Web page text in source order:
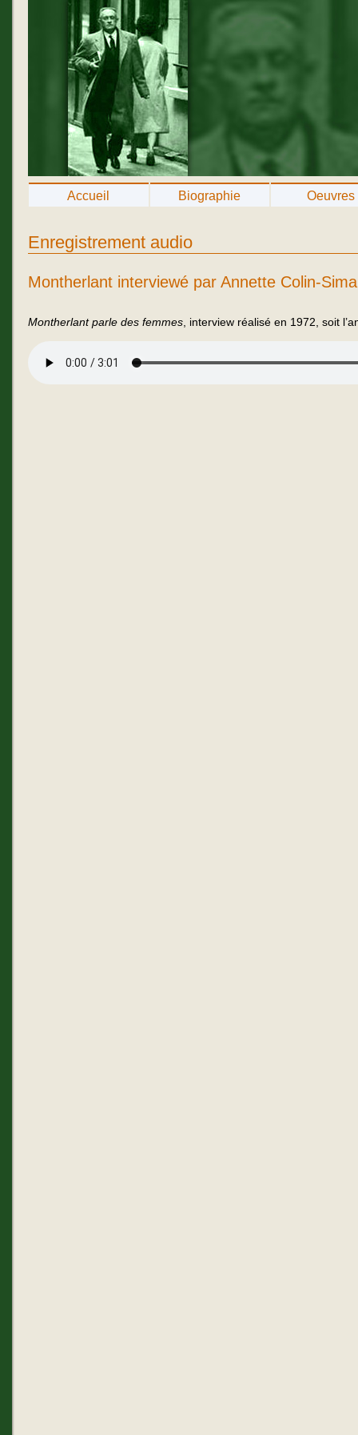
Accueil Biographie Oeuvres
Enregistrement audio
Montherlant interviewé par Annette Colin-
Montherlant parle des femmes , interview réalisé en 1972, soit